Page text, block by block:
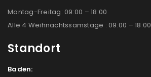
Montag-Freitag: 09:00 – 18:00
Alle 4 Weihnachtssamstage : 09:00 – 18:00
Standort
Baden: